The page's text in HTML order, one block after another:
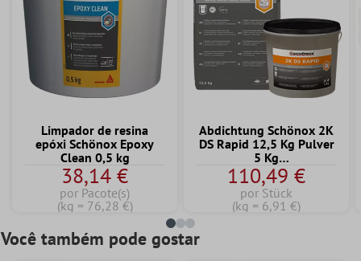
Limpador de resina
epóxi Schönox Epoxy
Clean 0,5 kg
38,14 €
por Pacote(s)
(kg = 76,28 €)
Abdichtung Schönox 2K
DS Rapid 12,5 Kg Pulver
5 Kg
Dispersionskomponente
110,49 €
por Stück
(kg = 6,91 €)
Você também pode gostar